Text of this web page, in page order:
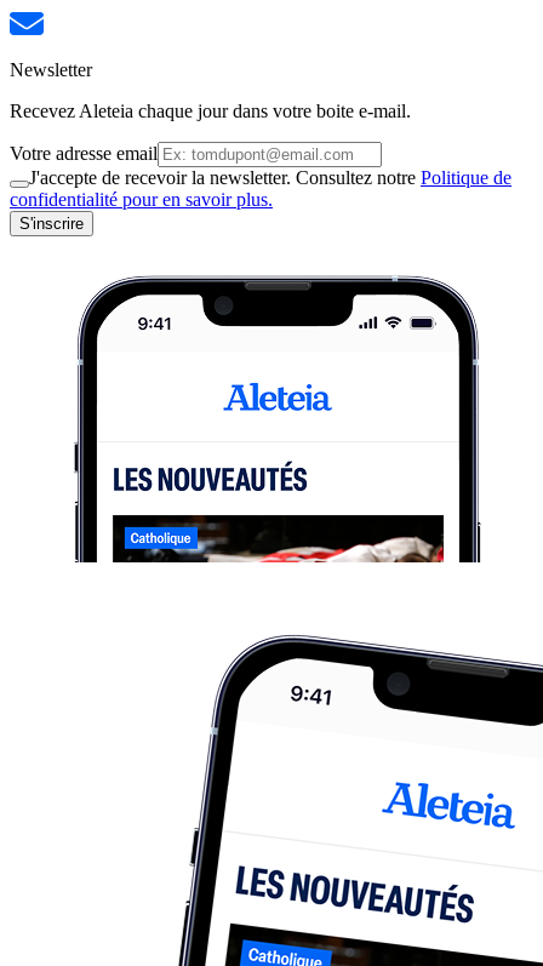
Newsletter
Recevez Aleteia chaque jour dans votre boite e-mail.
Votre adresse email
J'accepte de recevoir la newsletter. Consultez notre Politique de
confidentialité pour en savoir plus.
S'inscrire